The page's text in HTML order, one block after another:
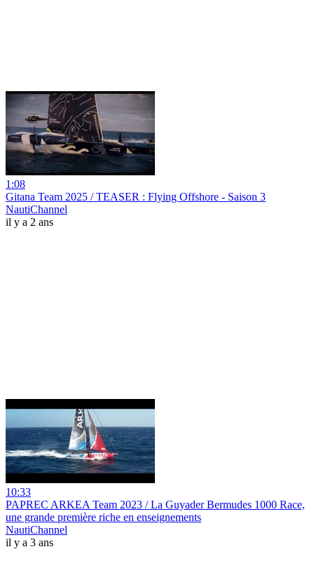
1:08
Gitana Team 2025 / TEASER : Flying Offshore - Saison 3
NautiChannel
il y a 2 ans
10:33
PAPREC ARKEA Team 2023 / La Guyader Bermudes 1000 Race,
une grande première riche en enseignements
NautiChannel
il y a 3 ans